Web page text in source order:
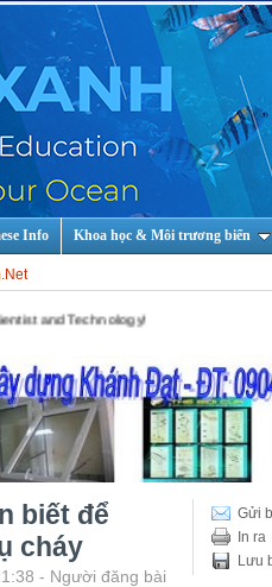
Info Khoa học & Môi trương biển
Gửi
In ra
Lưu
biết để
cháy
- Người đăng bài